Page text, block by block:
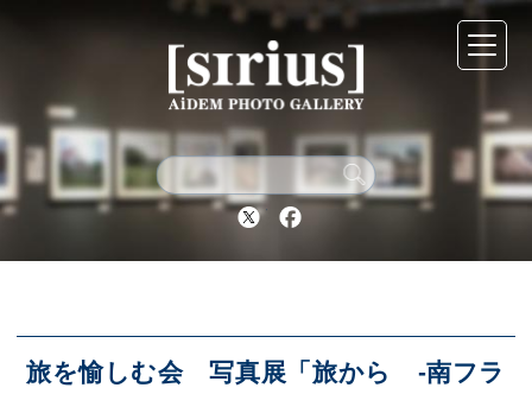
Twitter Facebook
旅を愉しむ会 写真展「旅から ‐南フラ
シリウスについて
展示スケジュール
アクセス